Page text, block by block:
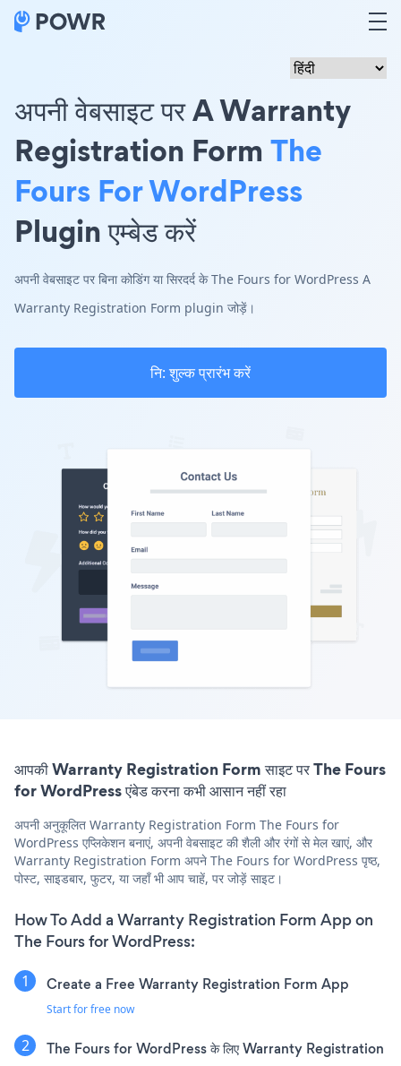
अपनी वेबसाइट पर A Warranty
Registration Form The
Fours For WordPress
Plugin एम्बेड करें
अपनी वेबसाइट पर बिना कोडिंग या सिरदर्द के The Fours for WordPress A
Warranty Registration Form plugin जोड़ें।
नि: शुल्क प्रारंभ करें
आपकी Warranty Registration Form साइट पर The Fours
for WordPress एंबेड करना कभी आसान नहीं रहा
अपनी अनुकूलित Warranty Registration Form The Fours for
WordPress एप्लिकेशन बनाएं, अपनी वेबसाइट की शैली और रंगों से मेल खाएं, और
Warranty Registration Form अपने The Fours for WordPress पृष्ठ,
पोस्ट, साइडबार, फुटर, या जहाँ भी आप चाहें, पर जोड़ें साइट।
How To Add a Warranty Registration Form App on
The Fours for WordPress:
Create a Free Warranty Registration Form App
Start for free now
The Fours for WordPress के लिए Warranty Registration